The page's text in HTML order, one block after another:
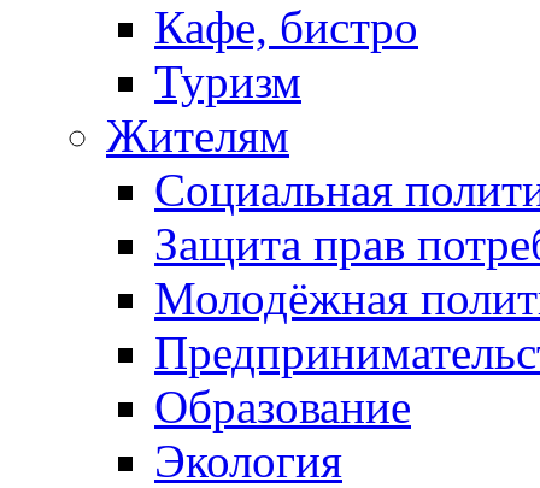
Кафе, бистро
Туризм
Жителям
Социальная
Защита прав
Молодёжная
Образование
Экология